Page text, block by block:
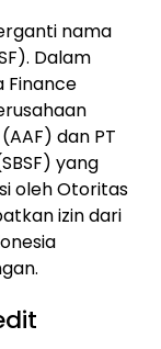
nama
Dalam
Finance
dan PT
yang
oleh Otoritas
izin dari